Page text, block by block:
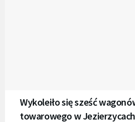
Wykoleiło się sześć
towarowego w